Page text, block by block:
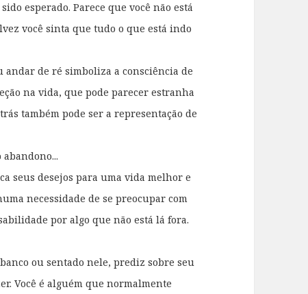
esperado. Parece que você não está
você sinta que tudo o que está indo
andar de ré simboliza a consciência de
na vida, que pode parecer estranha
também pode ser a representação de
seus desejos para uma vida melhor e
necessidade de se preocupar com
por algo que não está lá fora.
ou sentado nele, prediz sobre seu
Você é alguém que normalmente